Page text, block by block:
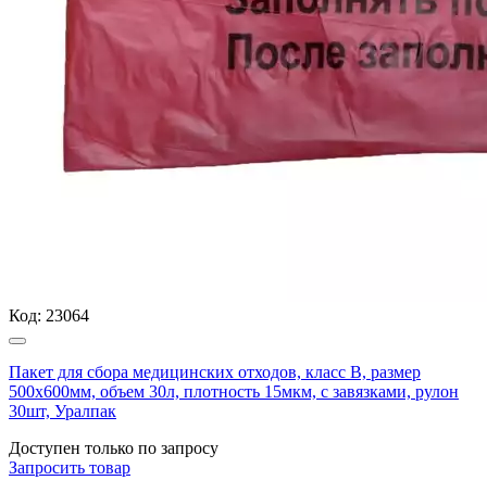
Код: 23064
Пакет для сбора медицинских отходов, класс В, размер
500х600мм, объем 30л, плотность 15мкм, с завязками, рулон
30шт, Уралпак
Доступен только по запросу
Запросить товар